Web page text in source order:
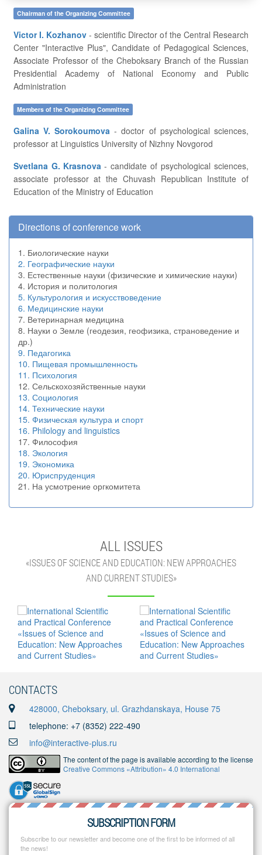
Chairman of the Organizing Committee
Victor I. Kozhanov
Center "Interactive Plus", Candidate of Pedagogical Sciences,
Associate Professor of the Cheboksary Branch of the Russian
Presidential Academy of National Economy and Public
Administration
Members of the Organizing Committee
Galina V. Sorokoumova
professor at Linguistics University of Nizhny Novgorod
Svetlana G. Krasnova
associate professor at the Chuvash Republican Institute of
Education of the Ministry of Education
Directions of conference work
1. Биологические науки
2. Географические науки
3. Естественные науки (физические и химические науки)
4. История и политология
5. Культурология и искусствоведение
6. Медицинские науки
7. Ветеринарная медицина
8. Науки о Земле (геодезия, геофизика, страноведение и
др.)
9. Педагогика
10. Пищевая промышленность
11. Психология
12. Сельскохозяйственные науки
13. Социология
14. Технические науки
15. Физическая культура и спорт
16. Philology and linguistics
17. Философия
18. Экология
19. Экономика
20. Юриспруденция
21. На усмотрение оргкомитета
ALL ISSUES
«ISSUES OF SCIENCE AND EDUCATION: NEW APPROACHES
AND CURRENT STUDIES»
CONTACTS
428000, Cheboksary, ul. Grazhdanskaya, House 75
telephone: +7 (8352) 222-490
info@interactive-plus.ru
The content of the page is available according to the license
Creative Commons «Attribution» 4.0 International
SUBSCRIPTION FORM
Subscribe to our newsletter and become one of the first to be informed of all
the news!